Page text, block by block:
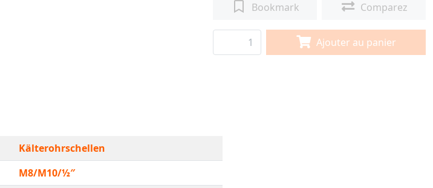
Bookmark Comparez
Ajouter au panier
Kälterohrschellen
M8/M10/½″